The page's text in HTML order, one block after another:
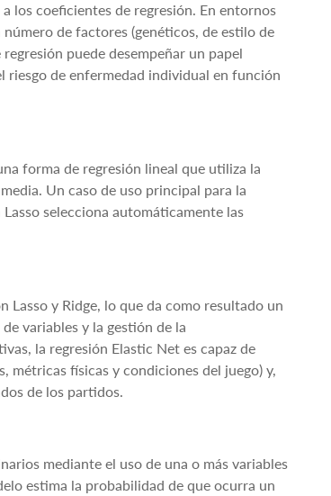
los coeficientes de regresión. En entornos
de factores (genéticos, de estilo de
puede desempeñar un papel
riesgo de enfermedad individual en función
forma de regresión lineal que utiliza la
Un caso de uso principal para la
selecciona automáticamente las
Lasso y Ridge, lo que da como resultado un
variables y la gestión de la
la regresión Elastic Net es capaz de
métricas físicas y condiciones del juego) y,
de los partidos.
mediante el uso de una o más variables
estima la probabilidad de que ocurra un